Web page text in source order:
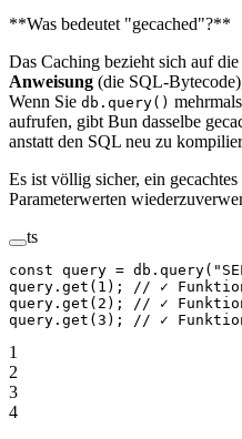
**Was bedeutet "gecached"?**
Das Caching bezieht sich auf die
Anweisung (die SQL-
Wenn Sie db.query()
aufrufen, gibt Bun dasselbe
anstatt den SQL neu zu
Es ist völlig sicher, ein
Parameterwerten
ts
const query = db. query(
query. get ( 1 ); // ✓
query. get ( 2 ); // ✓
query. get ( 3 ); // ✓
1
2
3
4